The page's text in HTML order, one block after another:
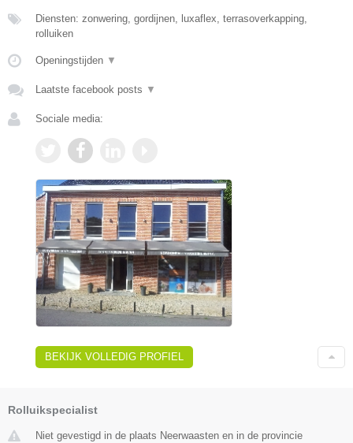
Diensten: zonwering, gordijnen, luxaflex, terrasoverkapping,
rolluiken
Openingstijden ▼
Laatste facebook posts ▼
Sociale media:
BEKIJK VOLLEDIG PROFIEL
Rolluikspecialist
Niet gevestigd in de plaats Neerwaasten en in de provincie